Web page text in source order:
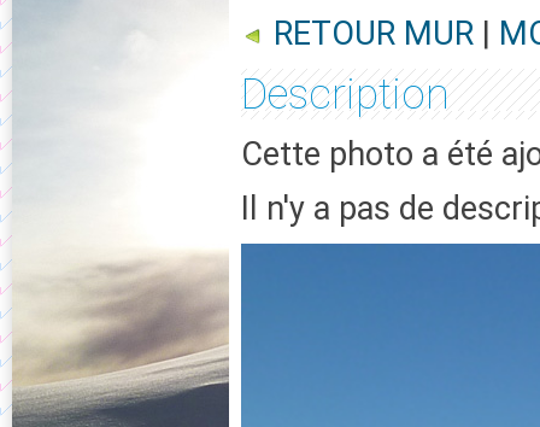
RETOUR MUR |
Description
Cette photo a été
Il n'y a pas de